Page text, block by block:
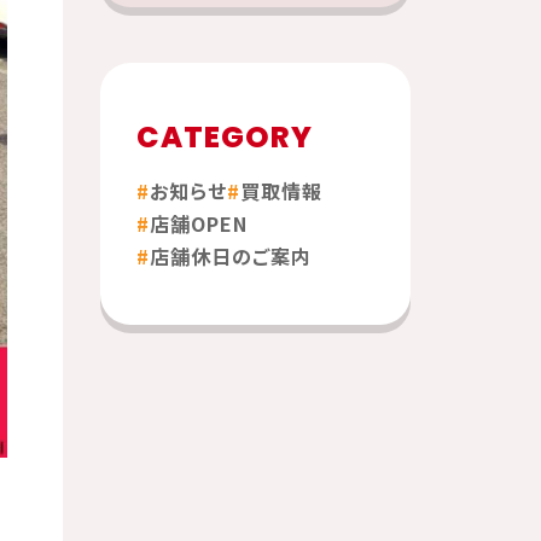
CATEGORY
お知らせ 買取情報
店舗OPEN
店舗休日のご案内